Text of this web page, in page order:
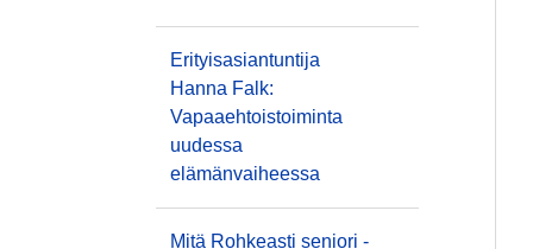
Erityisasiantuntija
Hanna Falk:
Vapaaehtoistoiminta
uudessa
elämänvaiheessa
Mitä Rohkeasti seniori -